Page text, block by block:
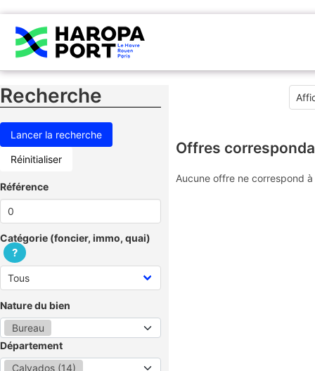
Recherche
Réinitialiser
Référence
Catégorie (foncier, immo, quai)
?
Nature du bien
Bureau
Département
Calvados (14)
Offres
Aucune offre ne correspond